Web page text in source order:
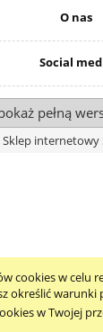
cookies w celu
określić
w Twojej
O nas
Social
pełną
Sklep internetowy